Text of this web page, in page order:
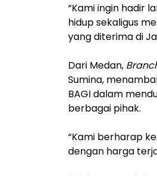
“Kami ingin hadir
hidup sekaligus
yang diterima di
Dari Medan,
Sumina,
BAGI dalam
berbagai pihak.
“Kami berharap
dengan harga